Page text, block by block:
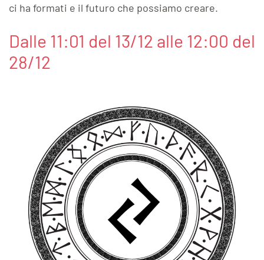
ci ha formati e il futuro che possiamo creare.
Dalle 11:01 del 13/12 alle 12:00 del
28/12